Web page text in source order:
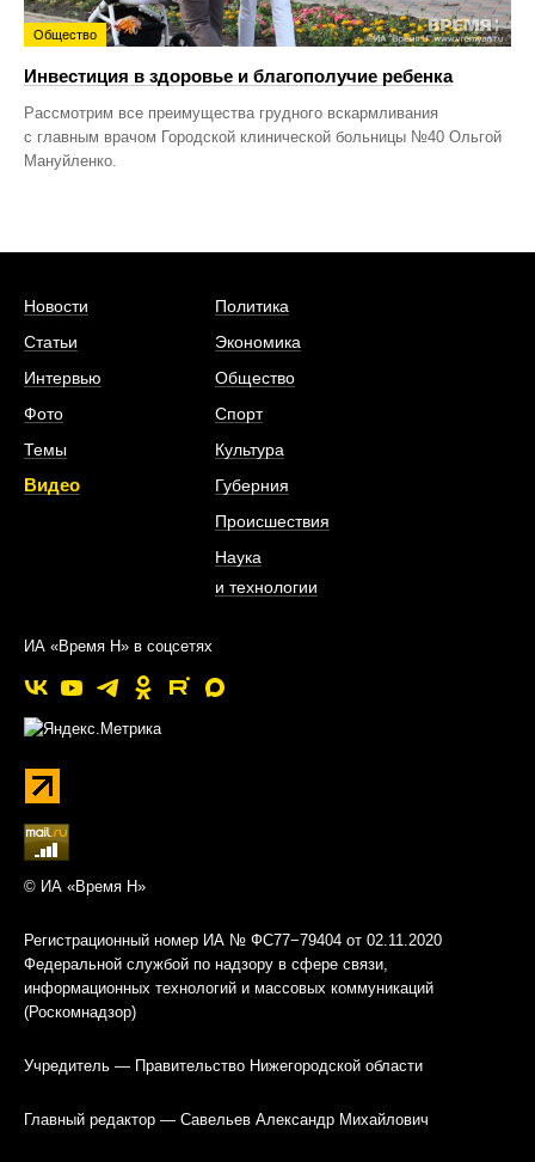
Общество
Инвестиция в здоровье и благополучие ребенка
Рассмотрим все преимущества грудного вскармливания
с главным врачом Городской клинической больницы №40 Ольгой
Мануйленко.
Новости
Статьи
Интервью
Фото
Темы
Видео
Политика
Экономика
Общество
Спорт
Культура
Губерния
Происшествия
Наука
и технологии
ИА «Время Н» в соцсетях
© ИА «Время Н»
Регистрационный номер ИА № ФС77−79404 от 02.11.2020
Федеральной службой по надзору в сфере связи,
информационных технологий и массовых коммуникаций
(Роскомнадзор)
Учредитель — Правительство Нижегородской области
Главный редактор — Савельев Александр Михайлович